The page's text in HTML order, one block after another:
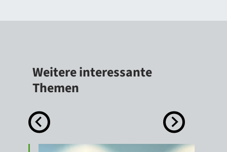
Weitere interessante
Themen